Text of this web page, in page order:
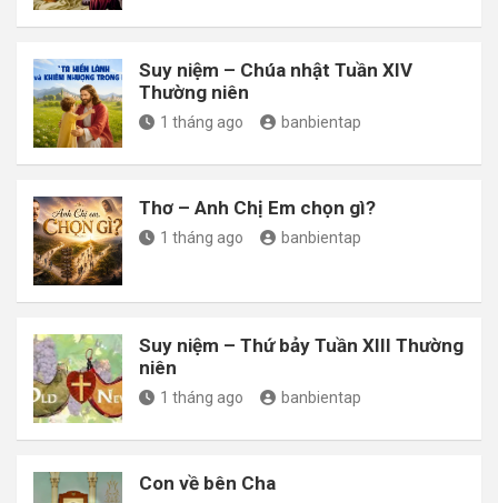
Suy niệm – Chúa nhật Tuần XIV
Thường niên
1 tháng ago banbientap
Thơ – Anh Chị Em chọn gì?
1 tháng ago banbientap
Suy niệm – Thứ bảy Tuần XIII Thường
niên
1 tháng ago banbientap
Con về bên Cha